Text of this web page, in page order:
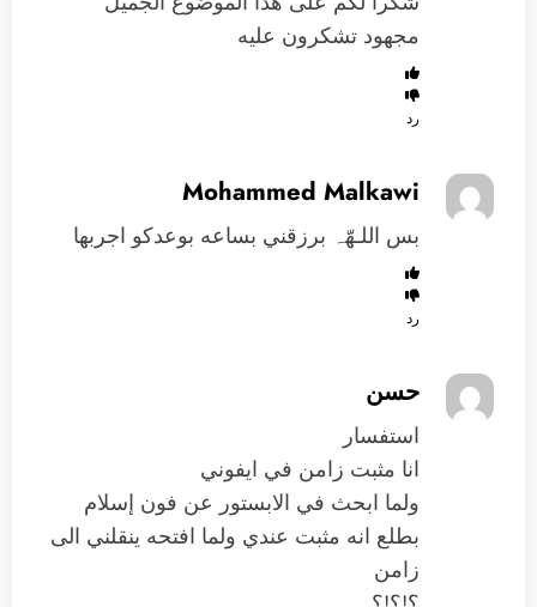
مجهود تشكرون عليه
رد
Mohammed Malkawi
بس اللـهّہ برزقني بساعه بوعدكو اجربها
رد
حسن
استفسار
انا مثبت زامن في ايفوني
ولما ابحث في الابستور عن فون إسلام
بطلع انه مثبت عندي ولما افتحه ينقلني الى
زامن